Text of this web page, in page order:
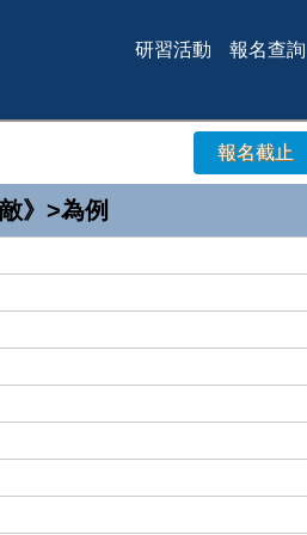
研習活動 報名查詢
報名截止
》>為例